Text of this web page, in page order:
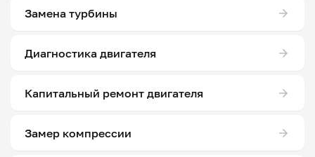
Замена турбины
Диагностика двигателя
Капитальный ремонт двигателя
Замер компрессии